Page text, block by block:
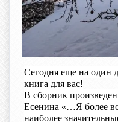
Сегодня еще на один
книга для вас!
В сборник
Есенина «…Я более
наиболее